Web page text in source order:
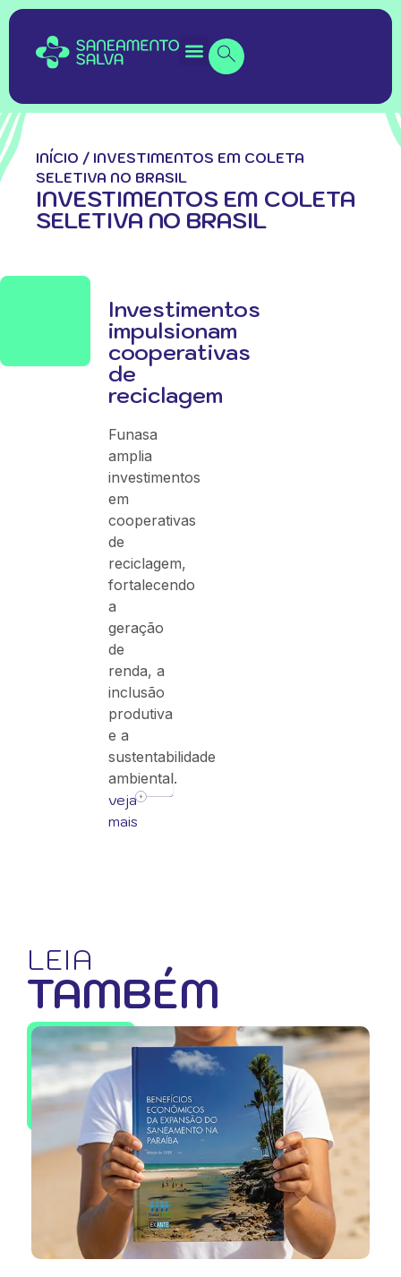
INÍCIO / INVESTIMENTOS EM COLETA
SELETIVA NO BRASIL
INVESTIMENTOS EM COLETA
SELETIVA NO BRASIL
Investimentos
impulsionam
cooperativas
de
reciclagem
Funasa
amplia
investimentos
em
cooperativas
de
reciclagem,
fortalecendo
a
geração
de
renda, a
inclusão
produtiva
e a
sustentabilidade
ambiental.
veja
mais
LEIA
TAMBÉM